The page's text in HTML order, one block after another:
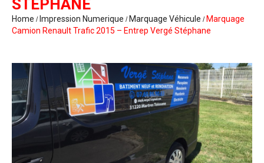
STÉPHANE
Home Impression Numerique Marquage Véhicule
Marquage
Camion Renault Trafic 2015 – Entrep Vergé Stéphane